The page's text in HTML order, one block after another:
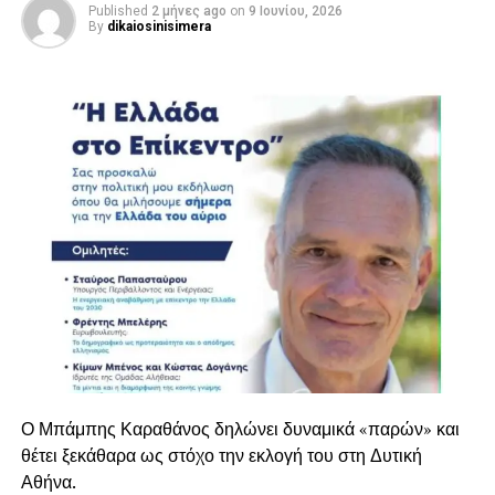
Εκτενής ήταν και η αναφορά του στον τομέα της υγείας,
όπου παρουσίασε τις αλλαγές που υλοποιούνται στο
Εθνικό Σύστημα Υγείας. Όπως τόνισε, η ηλεκτρονική
συνταγογράφηση, ο Εθνικός Ηλεκτρονικός Φάκελος
Η εκδήλωση αναμένεται να συγκεντρώσει στελέχη της
Νέας Δημοκρατίας, αυτοδιοικητικούς παράγοντες και
με επίκεντρο το μέλλον της χώρας και τον ρόλο των
τοπικών κοινωνιών στη διαμόρφωσή του.
Πρόγραμμα
Αναπαραγωγής
Βίντεο
Published 2 μήνες ago on 9 Ιουνίου, 2026
By dikaiosinisimera
Ο Μπάμπης Καραθάνος δηλώνει δυναμικά «παρών» και
θέτει ξεκάθαρα ως στόχο την εκλογή του στη Δυτική
Αθήνα.